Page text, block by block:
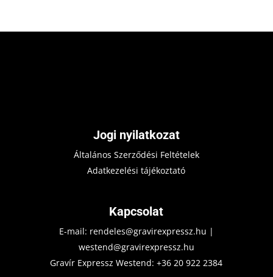
Jogi nyilatkozat
Általános Szerződési Feltételek
Adatkezelési tájékoztató
Kapcsolat
E-mail: rendeles@gravirexpressz.hu |
westend@gravirexpressz.hu
Gravír Expressz Westend:+36 20 922 2384